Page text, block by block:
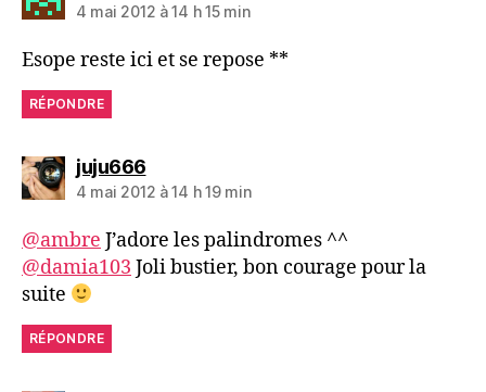
4 mai 2012 à 14 h 15 min
Esope reste ici et se repose **
RÉPONDRE
juju666dit :
4 mai 2012 à 14 h 19 min
@ambre J’adore les palindromes ^^
@damia103 Joli bustier, bon courage pour la
suite
RÉPONDRE